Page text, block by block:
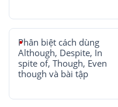
Phân biệt cách dùng
Although, Despite, In
spite of, Though, Even
though và bài tập